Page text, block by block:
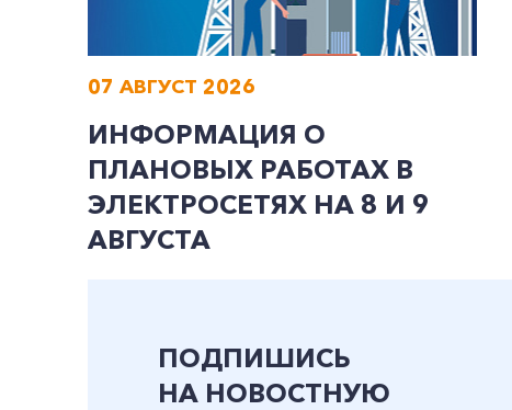
07 АВГУСТ 2026
ИНФОРМАЦИЯ О
ПЛАНОВЫХ РАБОТАХ В
ЭЛЕКТРОСЕТЯХ НА 8 И 9
АВГУСТА
ПОДПИШИСЬ
НА НОВОСТНУЮ